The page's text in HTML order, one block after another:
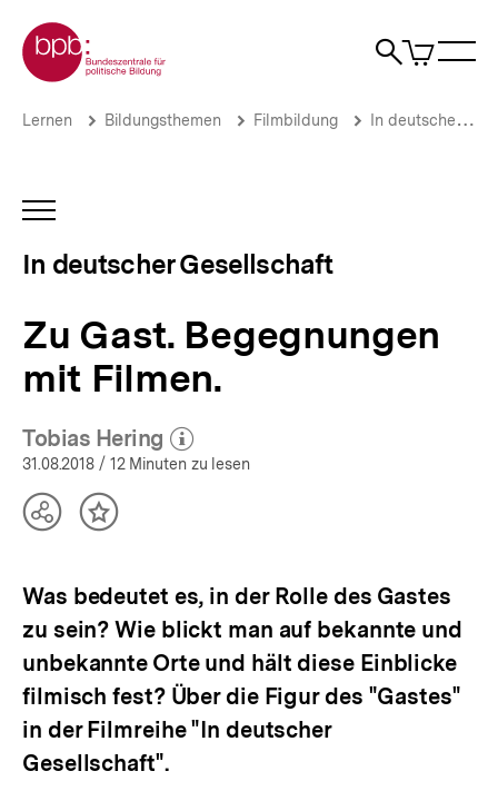
zum
Seiteninhalt
springen
Zur Startseite der bpb
Suche
Artikel
im
Zu
Filmen.
deutscher
bpb.de
Brotkrümelnavigation
Pfadnavigation
Lernen Bildungsthemen Filmbildung In deutscher Gesellschaft
INHALTSNAVIGATION
In deutscher Gesellschaft
Zu Gast. Begegnungen
mit Filmen.
Tobias Hering
(Mehr zum Autor)
öffnen
31.08.2018 / 12 Minuten zu lesen
TeilenInhalt
Was bedeutet es, in der Rolle des Gastes
zu sein? Wie blickt man auf bekannte und
unbekannte Orte und hält diese Einblicke
filmisch fest? Über die Figur des "Gastes"
in der Filmreihe "In deutscher
Gesellschaft".